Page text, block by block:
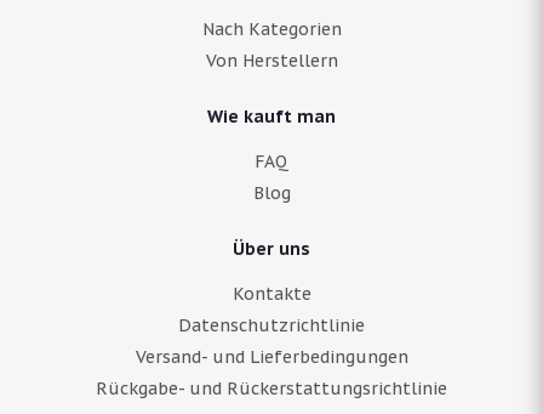
Nach Kategorien
Von Herstellern
Wie kauft man
FAQ
Blog
Über uns
Kontakte
Datenschutzrichtlinie
Versand- und Lieferbedingungen
Rückgabe- und Rückerstattungsrichtlinie